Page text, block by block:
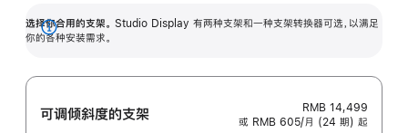
选择你合用的支架。 Studio Display 有两种支架和一种支架转换器可选，以满足
你的各种安装需求。
展
可调倾斜度的支架
RMB 14,499
或 RMB 605/月 (24 期) 起